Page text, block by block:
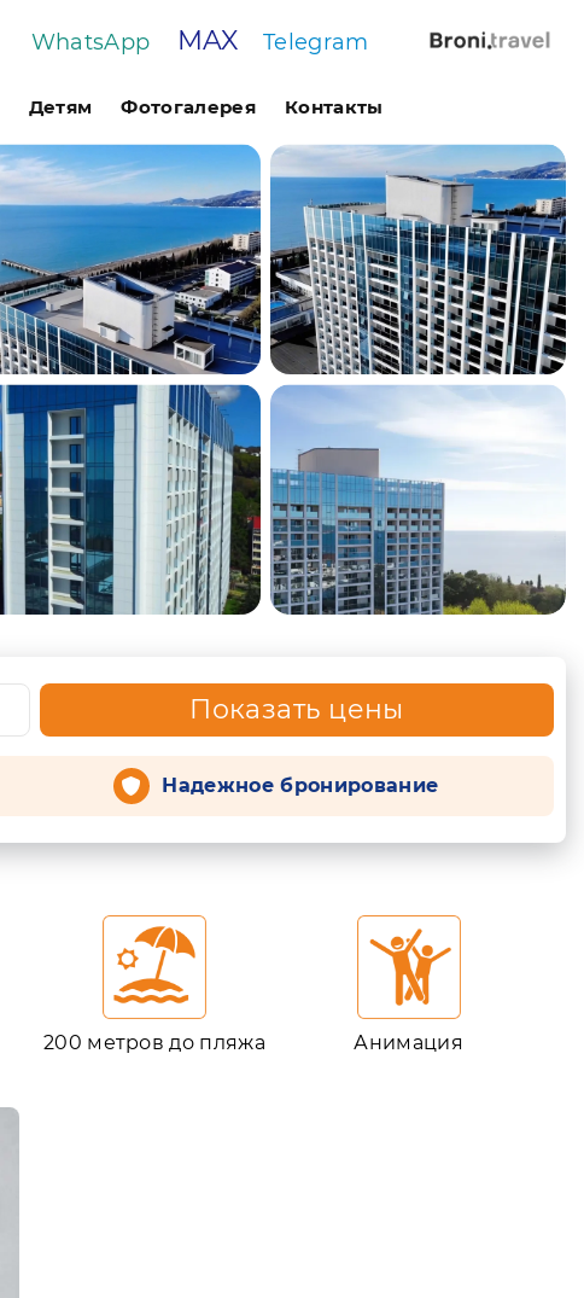
WhatsApp MAX Telegram
Детям Фотогалерея Контакты
Показать цены
Надежное бронирование
200 метров до пляжа Анимация